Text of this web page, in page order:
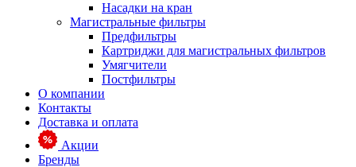
Насадки на кран
Магистральные фильтры
Предфильтры
Картриджи для магистральных фильтров
Умягчители
Постфильтры
О компании
Контакты
Доставка и оплата
Акции
Бренды